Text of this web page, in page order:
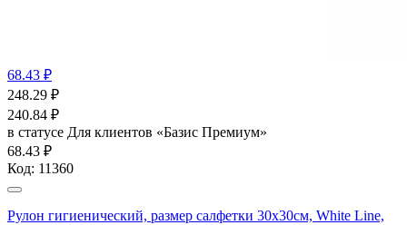
68.43 ₽
248.29 ₽
240.84 ₽
в статусе Для клиентов «Базис Премиум»
68.43 ₽
Код: 11360
Рулон гигиенический, размер салфетки 30х30см, White Line,